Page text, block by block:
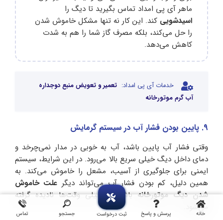
خانه پرسش و پاسخ ثبت درخواست جستجو تماس
ماهر آی پی امداد تماس بگیرید تا دیگ را
اسیدشویی کند. این کار نه ‌تنها مشکل خاموش شدن
را حل می‌کند، بلکه مصرف گاز شما را هم به‌ شدت
کاهش می‌دهد.
خدمات آی پی امداد: تعمیر و تعویض منبع دوجداره
آب گرم موتورخانه
9. پایین بودن فشار آب در سیستم گرمایش
وقتی فشار آب پایین باشد، آب به‌ خوبی در مدار نمی‌چرخد و
دمای داخل دیگ خیلی سریع بالا می‌رود. در این شرایط، سیستم
ایمنی برای جلوگیری از آسیب، مشعل را خاموش می‌کند. به
همین دلیل، کم بودن فشار آب می‌تواند دیگر علت خاموش
شدن دیگ موتورخانهباشد که خیلی وقت‌ها نادیده گرفته
می‌شود.